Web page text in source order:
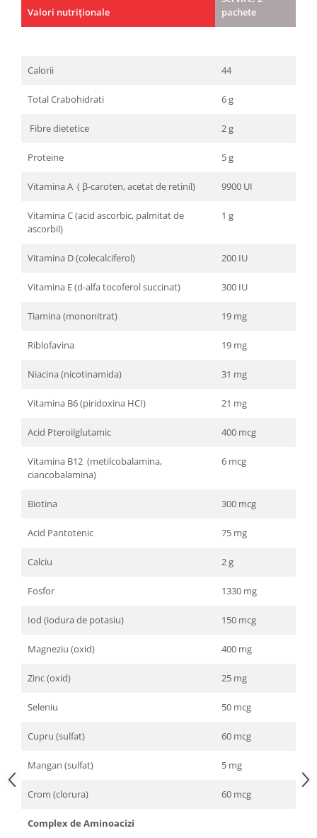
Valori nutriționale
pachete
Calorii 44
Total Crabohidrati 6 g
Fibre dietetice 2 g
Proteine 5 g
Vitamina A ( β-caroten, acetat de retinil) 9900 UI
Vitamina C (acid ascorbic, palmitat de
ascorbil)
1 g
Vitamina D (colecalciferol) 200 IU
Vitamina E (d-alfa tocoferol succinat) 300 IU
Tiamina (mononitrat) 19 mg
Riblofavina 19 mg
Niacina (nicotinamida) 31 mg
Vitamina B6 (piridoxina HCI) 21 mg
Acid Pteroilglutamic 400 mcg
Vitamina B12 (metilcobalamina,
ciancobalamina)
6 mcg
Biotina 300 mcg
Acid Pantotenic 75 mg
Calciu 2 g
Fosfor 1330 mg
Iod (iodura de potasiu) 150 mcg
Magneziu (oxid) 400 mg
Zinc (oxid) 25 mg
Seleniu 50 mcg
Cupru (sulfat) 60 mcg
Mangan (sulfat) 5 mg
Crom (clorura) 60 mcg
Complex de Aminoacizi